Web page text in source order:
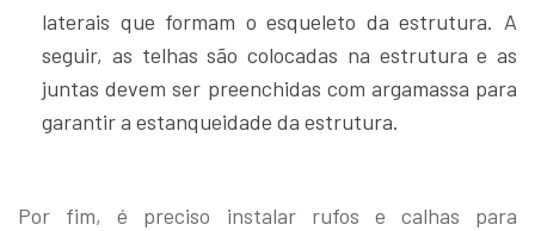
laterais que formam o esqueleto da estrutura. A
seguir, as telhas são colocadas na estrutura e as
juntas devem ser preenchidas com argamassa para
garantir a estanqueidade da estrutura.
Por fim, é preciso instalar rufos e calhas para